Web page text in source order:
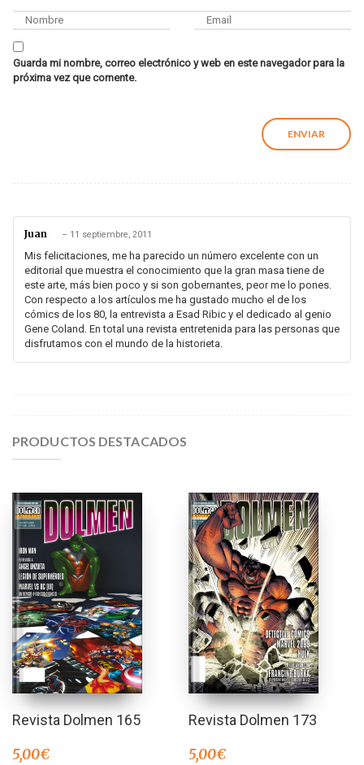
Guarda mi nombre, correo electrónico y web en este navegador para la
próxima vez que comente.
Juan – 11 septiembre, 2011
Mis felicitaciones, me ha parecido un número excelente con un
editorial que muestra el conocimiento que la gran masa tiene de
este arte, más bien poco y si son gobernantes, peor me lo pones.
Con respecto a los artículos me ha gustado mucho el de los
cómics de los 80, la entrevista a Esad Ribic y el dedicado al genio
Gene Coland. En total una revista entretenida para las personas que
disfrutamos con el mundo de la historieta.
PRODUCTOS DESTACADOS
Revista Dolmen 165
5,00€
Revista Dolmen 173
5,00€